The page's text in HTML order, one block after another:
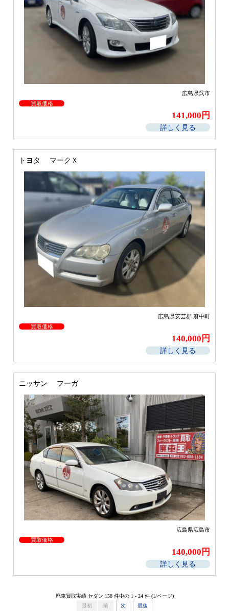
広島県呉市
買取価格
141,000円
詳しく見る
トヨタ マークＸ
広島県安芸郡 府中町
買取価格
140,000円
詳しく見る
ニッサン フーガ
広島県広島市
買取価格
140,000円
詳しく見る
廃車買取実績 セダン 158 件中の 1 - 24 件 (1/ページ)
最初
前 次 最後